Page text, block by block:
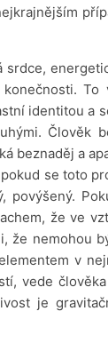
To
identitou a
Člověk
beznaděj a
se toto
povýšený.
že ve
že nemohou
v
vede
je